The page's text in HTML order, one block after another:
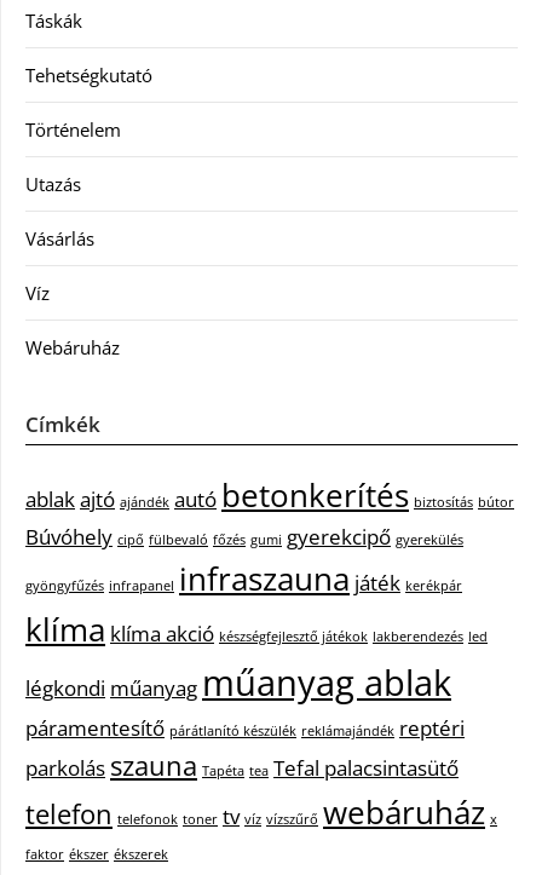
Táskák
Tehetségkutató
Történelem
Utazás
Vásárlás
Víz
Webáruház
Címkék
ablakajtó ajándék autó betonkerítés biztosítás bútor
Búvóhely cipő fülbevaló főzés gumi gyerekcipő gyerekülés
gyöngyfűzés infrapanel infraszauna játék kerékpár
klíma klíma akció készségfejlesztő játékok lakberendezés led
légkondi műanyag műanyag ablak
páramentesítő párátlanító készülék reklámajándék reptéri
parkolás szauna Tapéta tea Tefal palacsintasütő
telefon telefonok toner tv víz vízszűrő webáruház x
faktor ékszer ékszerek